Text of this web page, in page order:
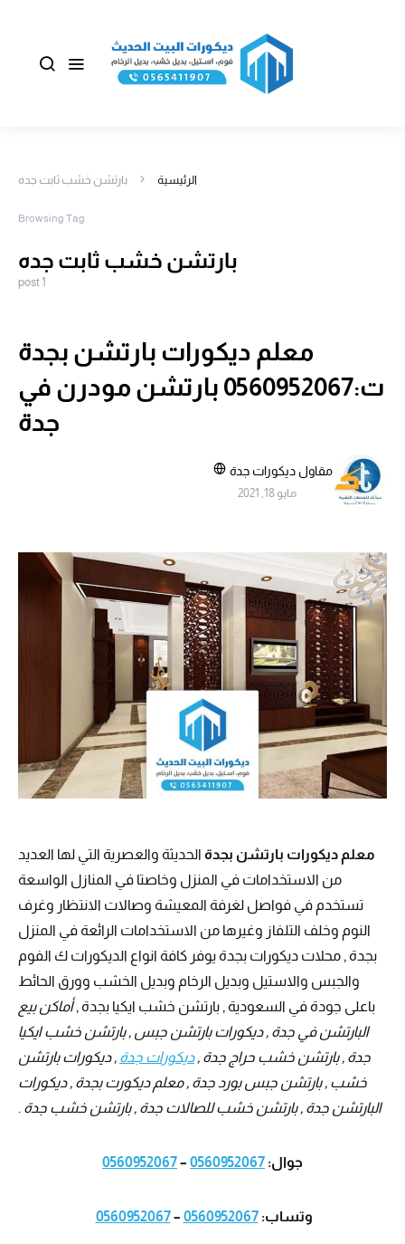
الرئيسية بارتشن خشب ثابت جده
Browsing Tag
بارتشن خشب ثابت جده
1 post
معلم ديكورات بارتشن بجدة
ت:0560952067 بارتشن مودرن في
جدة
مقاول ديكورات جدة
مايو 18, 2021
معلم ديكورات بارتشن بجدة الحديثة والعصرية التي لها العديد
من الاستخدامات في المنزل وخاصتا في المنازل الواسعة
تستخدم في فواصل لغرفة المعيشة وصالات الانتظار وغرف
النوم وخلف التلفاز وغيرها من الاستخدامات الرائعة في المنزل
بجدة , محلات ديكورات بجدة يوفر كافة انواع الديكورات ك الفوم
والجبس والاستيل وبديل الرخام وبديل الخشب وورق الحائط
باعلى جودة في السعودية , بارتشن خشب ايكيا بجدة ,أماكن بيع
البارتشن في جدة , ديكورات بارتشن جبس , بارتشن خشب ايكيا
جدة , بارتشن خشب حراج جدة ,ديكورات جدة , ديكورات بارتشن
خشب , بارتشن جبس بورد جدة , معلم ديكورت بجدة , ديكورات
البارتشن جدة , بارتشن خشب للصالات جدة , بارتشن خشب جدة .
جوال: 0560952067
–
0560952067
وتساب:0560952067
–
0560952067